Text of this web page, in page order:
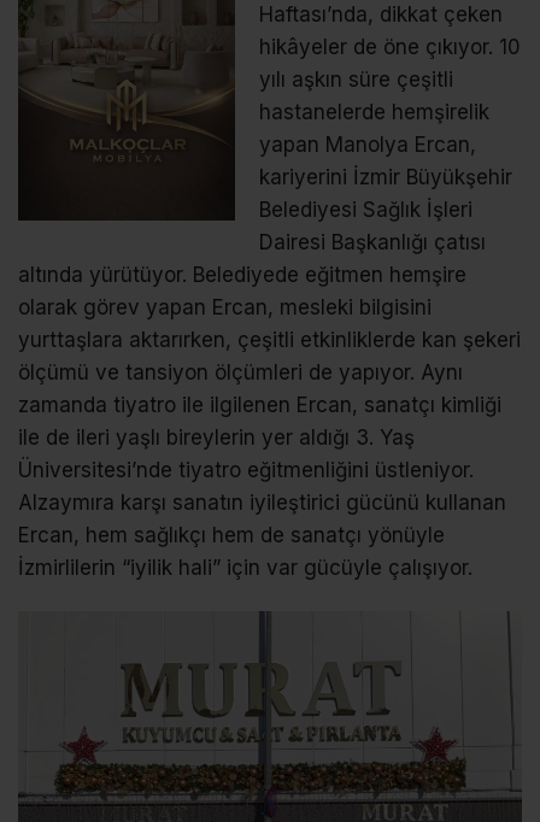
Haftası’nda, dikkat çeken
hikâyeler de öne çıkıyor. 10
yılı aşkın süre çeşitli
hastanelerde hemşirelik
yapan Manolya Ercan,
kariyerini İzmir Büyükşehir
Belediyesi Sağlık İşleri
Dairesi Başkanlığı çatısı
altında yürütüyor. Belediyede eğitmen hemşire
olarak görev yapan Ercan, mesleki bilgisini
yurttaşlara aktarırken, çeşitli etkinliklerde kan şekeri
ölçümü ve tansiyon ölçümleri de yapıyor. Aynı
zamanda tiyatro ile ilgilenen Ercan, sanatçı kimliği
ile de ileri yaşlı bireylerin yer aldığı 3. Yaş
Üniversitesi’nde tiyatro eğitmenliğini üstleniyor.
Alzaymıra karşı sanatın iyileştirici gücünü kullanan
Ercan, hem sağlıkçı hem de sanatçı yönüyle
İzmirlilerin “iyilik hali” için var gücüyle çalışıyor.